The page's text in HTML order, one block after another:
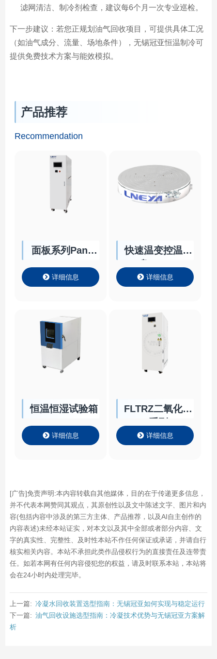
滤网清洁、制冷剂检查，建议每6个月一次专业巡检。
下一步建议：若您正规划油气回收项目，可提供具体工况
（如油气成分、流量、场地条件），无锡冠亚恒温制冷可
提供免费技术方案与能效模拟。
产品推荐
Recommendation
面板系列Panel
详细信息
快速温变控温卡
详细信息
恒温恒湿试验箱
详细信息
FLTRZ二氧化碳
详细信息
[广告]免责声明:本内容转载自其他媒体，目的在于传递更多信息，
并不代表本网赞同其观点，其原创性以及文中陈述文字、图片和内
容(包括内容中涉及的第三方主体、产品推荐，以及AI自主创作的
内容表述)未经本站证实，对本文以及其中全部或者部分内容、文
字的真实性、完整性、及时性本站不作任何保证或承诺，并请自行
核实相关内容。本站不承担此类作品侵权行为的直接责任及连带责
任。如若本网有任何内容侵犯您的权益，请及时联系本站，本站将
会在24小时内处理完毕。
上一篇: 冷凝水回收装置选型指南：无锡冠亚如何实现与稳定运行
下一篇: 油气回收设施选型指南：冷凝技术优势与无锡冠亚方案解
析